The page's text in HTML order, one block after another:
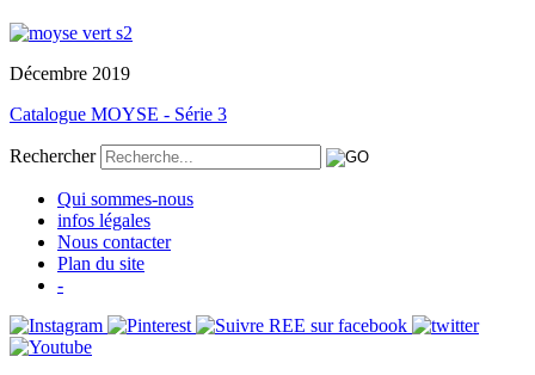
Décembre 2019
Catalogue MOYSE - Série 3
Rechercher
Qui sommes-nous
infos légales
Nous contacter
Plan du site
-